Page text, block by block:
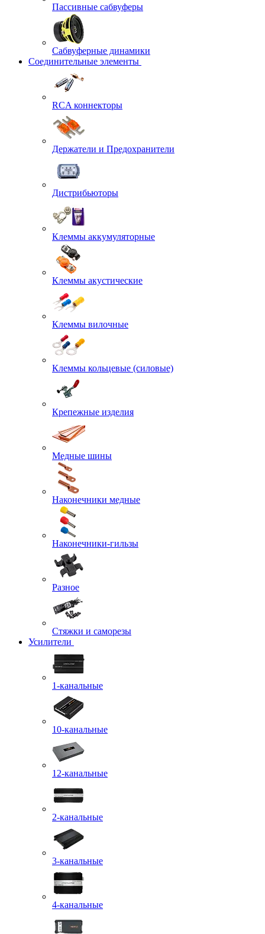
Пассивные сабвуферы
Сабвуферные динамики
Соединительные элементы
RCA коннекторы
Держатели и Предохранители
Дистрибьюторы
Клеммы аккумуляторные
Клеммы акустические
Клеммы вилочные
Клеммы кольцевые (силовые)
Крепежные изделия
Медные шины
Наконечники медные
Наконечники-гильзы
Разное
Стяжки и саморезы
Усилители
1-канальные
10-канальные
12-канальные
2-канальные
3-канальные
4-канальные